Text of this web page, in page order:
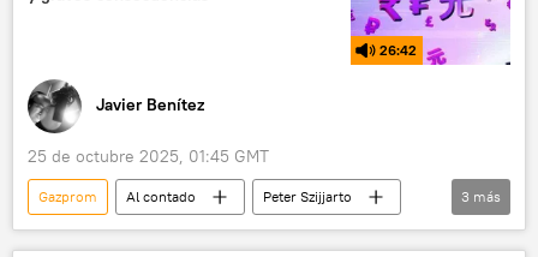
26:42
Javier Benítez
25 de octubre 2025, 01:45 GMT
Gazprom Al contado
Peter Szijjarto
China
Moscú
3 más